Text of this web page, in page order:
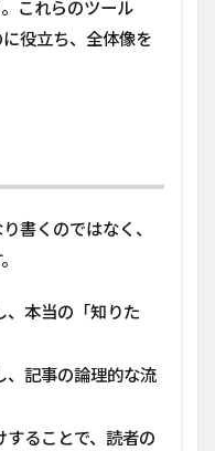
これらのツール
役立ち、全体像を
書くのではなく、
、本当の「知りた
、記事の論理的な流
することで、読者の